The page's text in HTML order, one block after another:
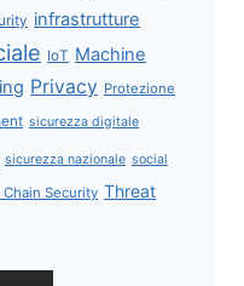
infrastrutture
IoT Machine
Privacy Protezione
sicurezza digitale
sicurezza nazionale social
Chain Security Threat